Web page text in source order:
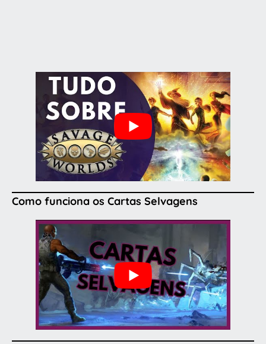
Como funciona os Cartas Selvagens